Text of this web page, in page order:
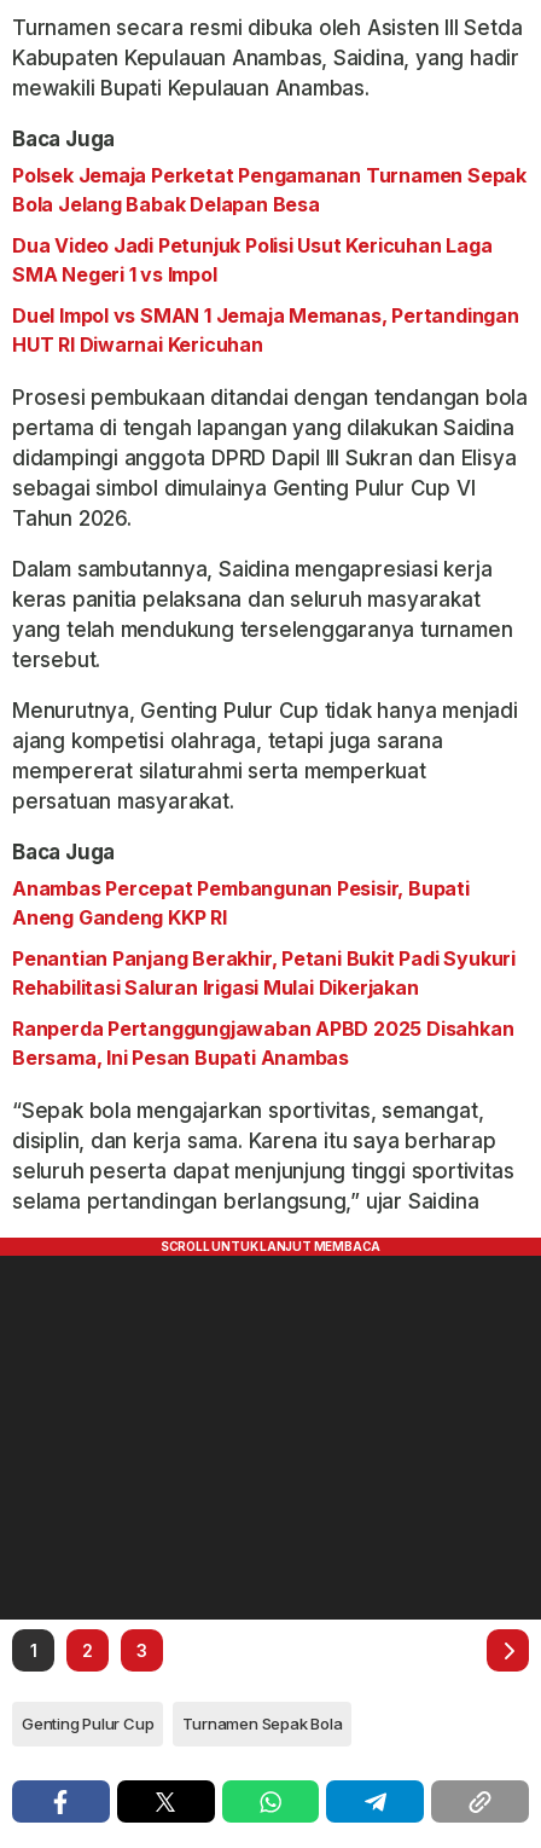
Turnamen secara resmi dibuka oleh Asisten III Setda
Kabupaten Kepulauan Anambas, Saidina, yang hadir
mewakili Bupati Kepulauan Anambas.
Baca Juga
Polsek Jemaja Perketat Pengamanan Turnamen Sepak
Bola Jelang Babak Delapan Besa
Dua Video Jadi Petunjuk Polisi Usut Kericuhan Laga
SMA Negeri 1 vs Impol
Duel Impol vs SMAN 1 Jemaja Memanas, Pertandingan
HUT RI Diwarnai Kericuhan
Prosesi pembukaan ditandai dengan tendangan bola
pertama di tengah lapangan yang dilakukan Saidina
didampingi anggota DPRD Dapil III Sukran dan Elisya
sebagai simbol dimulainya Genting Pulur Cup VI
Tahun 2026.
Dalam sambutannya, Saidina mengapresiasi kerja
keras panitia pelaksana dan seluruh masyarakat
yang telah mendukung terselenggaranya turnamen
tersebut.
Menurutnya, Genting Pulur Cup tidak hanya menjadi
ajang kompetisi olahraga, tetapi juga sarana
mempererat silaturahmi serta memperkuat
persatuan masyarakat.
Baca Juga
Anambas Percepat Pembangunan Pesisir, Bupati
Aneng Gandeng KKP RI
Penantian Panjang Berakhir, Petani Bukit Padi Syukuri
Rehabilitasi Saluran Irigasi Mulai Dikerjakan
Ranperda Pertanggungjawaban APBD 2025 Disahkan
Bersama, Ini Pesan Bupati Anambas
“Sepak bola mengajarkan sportivitas, semangat,
disiplin, dan kerja sama. Karena itu saya berharap
seluruh peserta dapat menjunjung tinggi sportivitas
selama pertandingan berlangsung,” ujar Saidina
1 2 3
Genting Pulur Cup Turnamen Sepak Bola